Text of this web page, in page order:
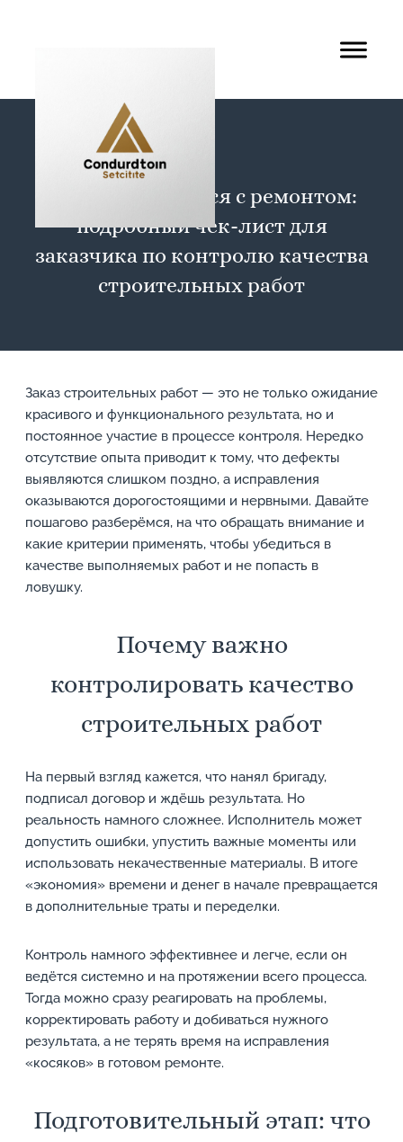
Как не ошибиться с ремонтом:
подробный чек-лист для
заказчика по контролю качества
строительных работ
Заказ строительных работ — это не только ожидание
красивого и функционального результата, но и
постоянное участие в процессе контроля. Нередко
отсутствие опыта приводит к тому, что дефекты
выявляются слишком поздно, а исправления
оказываются дорогостоящими и нервными. Давайте
пошагово разберёмся, на что обращать внимание и
какие критерии применять, чтобы убедиться в
качестве выполняемых работ и не попасть в
ловушку.
Почему важно
контролировать качество
строительных работ
На первый взгляд кажется, что нанял бригаду,
подписал договор и ждёшь результата. Но
реальность намного сложнее. Исполнитель может
допустить ошибки, упустить важные моменты или
использовать некачественные материалы. В итоге
«экономия» времени и денег в начале превращается
в дополнительные траты и переделки.
Контроль намного эффективнее и легче, если он
ведётся системно и на протяжении всего процесса.
Тогда можно сразу реагировать на проблемы,
корректировать работу и добиваться нужного
результата, а не терять время на исправления
«косяков» в готовом ремонте.
Подготовительный этап: что